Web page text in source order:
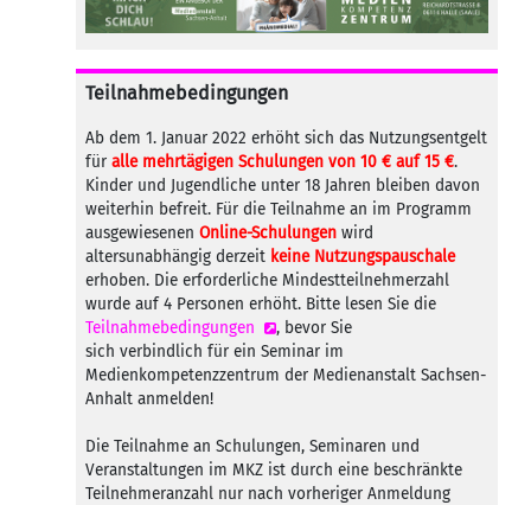
Teilnahmebedingungen
Ab dem 1. Januar 2022 erhöht sich das Nutzungsentgelt
für alle mehrtägigen Schulungen von 10 € auf 15 €.
Kinder und Jugendliche unter 18 Jahren bleiben davon
weiterhin befreit. Für die Teilnahme an im Programm
ausgewiesenen Online-Schulungen wird
altersunabhängig derzeit keine Nutzungspauschale
erhoben. Die erforderliche Mindestteilnehmerzahl
wurde auf 4 Personen erhöht. Bitte lesen Sie die
Teilnahmebedingungen
, bevor Sie
sich verbindlich für ein Seminar im
Medienkompetenzzentrum der Medienanstalt Sachsen-
Anhalt anmelden!
Die Teilnahme an Schulungen, Seminaren und
Veranstaltungen im MKZ ist durch eine beschränkte
Teilnehmeranzahl nur nach vorheriger Anmeldung